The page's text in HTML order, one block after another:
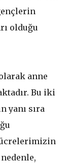
olduğu
anne
Bu iki
yanı sıra